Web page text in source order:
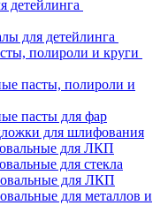
детейлинга
для детейлинга
полироли и круги
пасты, полироли и
пасты для фар
для шлифования
для ЛКП
для стекла
для ЛКП
для металлов и